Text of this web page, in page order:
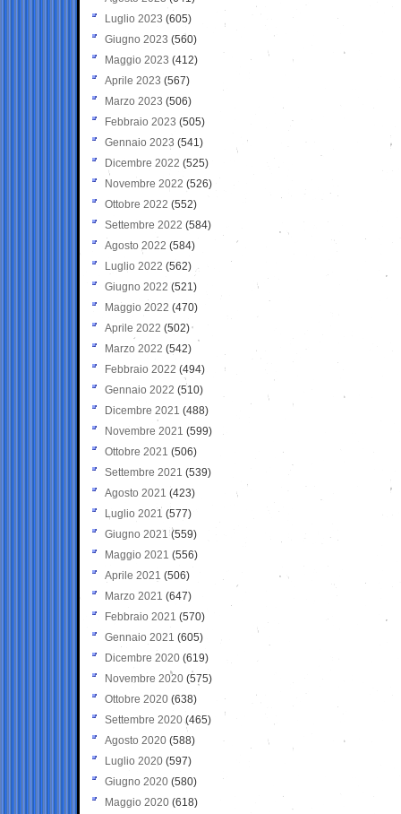
Luglio 2023 (605)
Giugno 2023 (560)
Maggio 2023 (412)
Aprile 2023 (567)
Marzo 2023 (506)
Febbraio 2023 (505)
Gennaio 2023 (541)
Dicembre 2022 (525)
Novembre 2022 (526)
Ottobre 2022 (552)
Settembre 2022 (584)
Agosto 2022 (584)
Luglio 2022 (562)
Giugno 2022 (521)
Maggio 2022 (470)
Aprile 2022 (502)
Marzo 2022 (542)
Febbraio 2022 (494)
Gennaio 2022 (510)
Dicembre 2021 (488)
Novembre 2021 (599)
Ottobre 2021 (506)
Settembre 2021 (539)
Agosto 2021 (423)
Luglio 2021 (577)
Giugno 2021(559)
Maggio 2021 (556)
Aprile 2021 (506)
Marzo 2021 (647)
Febbraio 2021 (570)
Gennaio 2021 (605)
Dicembre 2020 (619)
Novembre 2020 (575)
Ottobre 2020 (638)
Settembre 2020(465)
Agosto 2020 (588)
Luglio 2020 (597)
Giugno 2020 (580)
Maggio 2020 (618)